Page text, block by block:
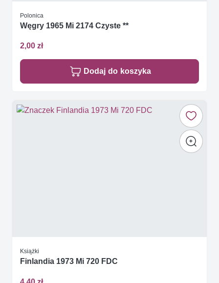
Polonica
Węgry 1965 Mi 2174 Czyste **
2,00 zł
Dodaj do koszyka
Książki
Finlandia 1973 Mi 720 FDC